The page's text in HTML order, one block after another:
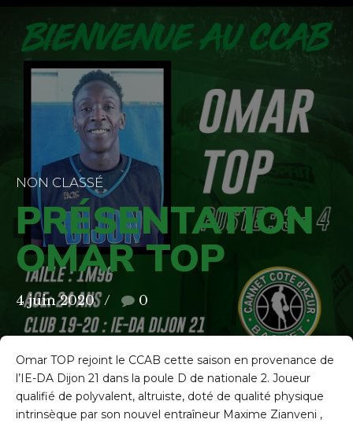
NON CLASSÉ
PRÉSENTATION
OMAR TOP
4 juin 2020 0
Omar TOP rejoint le CCAB cette saison en provenance de
l’IE-DA Dijon 21 dans la poule D de nationale 2. Joueur
qualifié de polyvalent, altruiste, doté de qualité physique
intrinsèque par son nouvel entraîneur Maxime Zianveni ,